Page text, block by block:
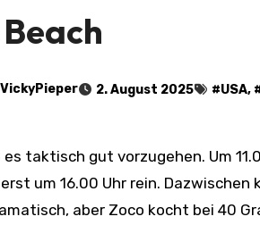
VickyPieper 2. August 2025 #USA,
um 16.00 Uhr rein.
aber Zoco kocht bei 40